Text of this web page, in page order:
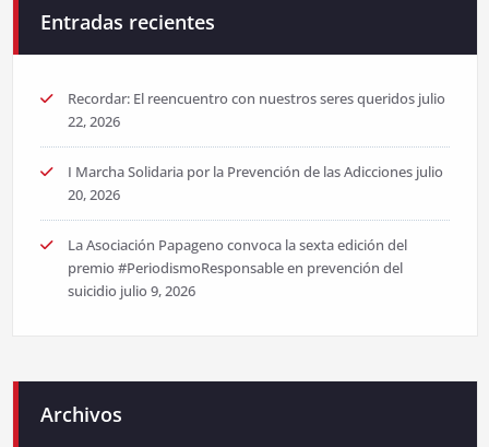
Entradas recientes
Recordar: El reencuentro con nuestros seres queridos julio
22, 2026
I Marcha Solidaria por la Prevención de las Adicciones julio
20, 2026
La Asociación Papageno convoca la sexta edición del
premio #PeriodismoResponsable en prevención del
suicidio julio 9, 2026
Archivos